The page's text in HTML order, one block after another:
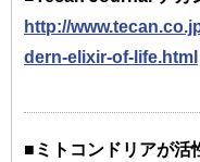
http://
dern-elixir-of-life.html
■ミトコンドリアが活